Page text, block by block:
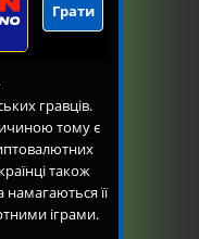
Грати
гравців.
тому є
також
її
іграми.